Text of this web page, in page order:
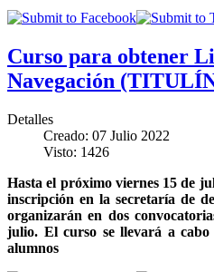
Curso para obtener
Navegación
Detalles
Creado: 07 Julio 2022
Visto: 1426
Hasta el próximo viernes 15 de
inscripción en la secretaría de
organizarán en dos
julio. El curso se llevará a
alumnos